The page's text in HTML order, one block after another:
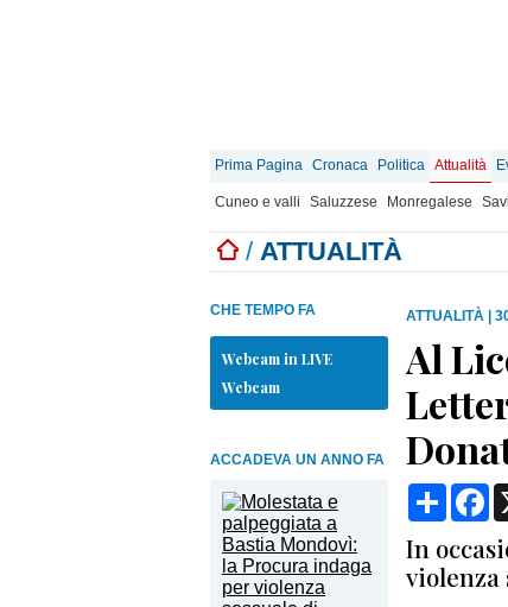
Prima Pagina Cronaca Politica Attualità
Cuneo e valli Saluzzese Monregalese
/ ATTUALITÀ
CHE TEMPO FA
Webcam in LIVE
Webcam
ACCADEVA UN ANNO FA
ATTUALITÀ
Al
In
violenza